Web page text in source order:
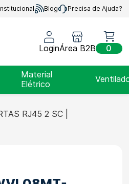
Blog Precisa de Ajuda?
LoginÁrea B2B 0
Material
Elétrico
RJ45 2 SC |